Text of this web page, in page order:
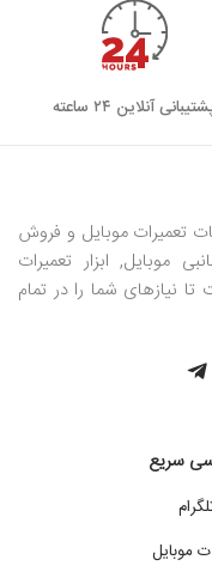
آنلاین ۲۴ ساعته
تعمیرات موبایل و فروش
موبایل, ابزار تعمیرات
نیازهای شما را در تمام
سریع
موبایل